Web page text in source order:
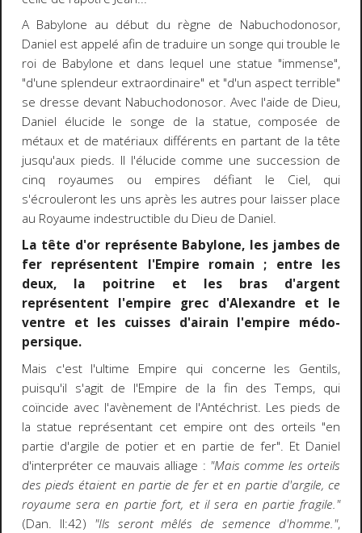
A Babylone au début du règne de Nabuchodonosor,
Daniel est appelé afin de traduire un songe qui trouble le
roi de Babylone et dans lequel une statue "immense",
"d'une splendeur extraordinaire" et "d'un aspect terrible"
se dresse devant Nabuchodonosor. Avec l'aide de Dieu,
Daniel élucide le songe de la statue, composée de
métaux et de matériaux différents en partant de la tête
jusqu'aux pieds. Il l'élucide comme une succession de
cinq royaumes ou empires défiant le Ciel, qui
s'écrouleront les uns après les autres pour laisser place
au Royaume indestructible du Dieu de Daniel.
La tête d'or représente Babylone, les jambes de
fer représentent l'Empire romain ; entre les
deux, la poitrine et les bras d'argent
représentent l'empire grec d'Alexandre et le
ventre et les cuisses d'airain l'empire médo-
persique.
Mais c'est l'ultime Empire qui concerne les Gentils,
puisqu'il s'agit de l'Empire de la fin des Temps, qui
coïncide avec l'avènement de l'Antéchrist. Les pieds de
la statue représentant cet empire ont des orteils "en
partie d'argile de potier et en partie de fer". Et Daniel
d'interpréter ce mauvais alliage : "Mais comme les orteils
des pieds étaient en partie de fer et en partie d'argile, ce
royaume sera en partie fort, et il sera en partie fragile."
(Dan. II:42) "Ils seront mêlés de semence d'homme.",